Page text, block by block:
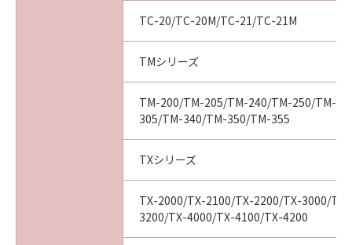
え、キヤノン、キヤノンの関連会社、それらの
販売代理店及び販売店がかかる損害の可能性に
ついて知らされていた場合でも同様です。
(3) キヤノン、キヤノンの関連会社、それらの販
売代理店及び販売店は、「本ソフトウエア」の
使用に起因または関連してお客様と第三者との
間に生じたいかなる紛争についても、一切責任
を負わないものとします。
(4) 以上が、「本ソフトウエア」に関するキヤノ
ン、キヤノンの関連会社、それらの販売代理店
及び販売店のすべての責任であり、お客様の唯
一の救済です。
TC-20/TC-20M/TC-21/TC-21M
TMシリーズ
TM-200/TM-205/TM-240/TM-250/TM-
305/TM-340/TM-350/TM-355
TXシリーズ
TX-2000/TX-2100/TX-2200/TX-3000/
3200/TX-4000/TX-4100/TX-4200